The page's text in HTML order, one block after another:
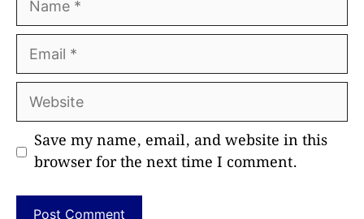
Email
Website
Save my name, email, and website in this
browser for the next time I comment.